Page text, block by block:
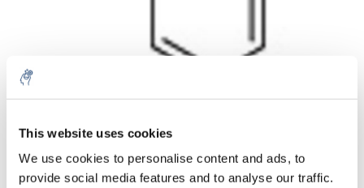
This website uses cookies
We use cookies to personalise content and ads, to
provide social media features and to analyse our traffic.
1 Stuk Excl. btw
€46,74
Incl. btw